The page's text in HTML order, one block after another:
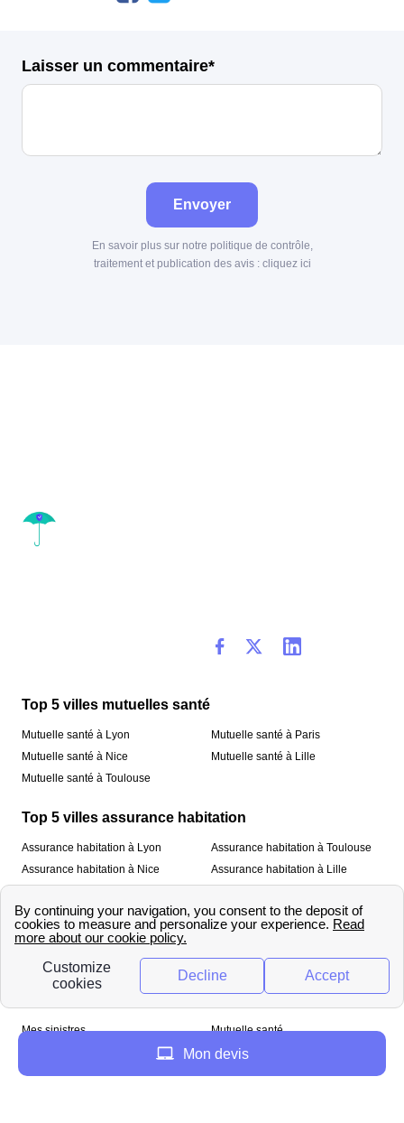
Laisser un commentaire*
Envoyer
En savoir plus sur notre politique de contrôle,
traitement et publication des avis : cliquez ici
Top 5 villes mutuelles santé
Mutuelle santé à Lyon
Mutuelle santé à Nice
Mutuelle santé à Toulouse
Mutuelle santé à Paris
Mutuelle santé à Lille
Top 5 villes assurance habitation
Assurance habitation à Lyon
Assurance habitation à Nice
Assurance habitation à Toulouse
Assurance habitation à Lille
À propos
Qui sommes-nous ? Mentions légales
Mes sinistres
Mutuelle santé
Mon devis